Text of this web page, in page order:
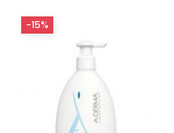
-15%